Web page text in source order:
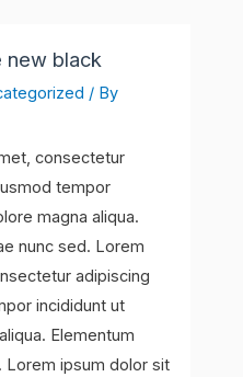
new black
/ By
consectetur
tempor
magna aliqua.
nunc sed. Lorem
adipiscing
incididunt ut
Elementum
Lorem ipsum dolor sit